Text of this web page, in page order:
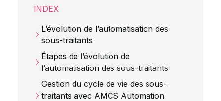
INDEX
L’évolution de l’automatisation des
sous-traitants
Étapes de l’évolution de
l’automatisation des sous-traitants
Gestion du cycle de vie des sous-
traitants avec AMCS Automation